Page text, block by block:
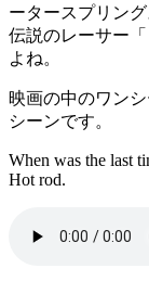
ータースプリン
伝説のレーサー
よね。
映画の中のワン
シーンです。
When was the last
Hot rod.